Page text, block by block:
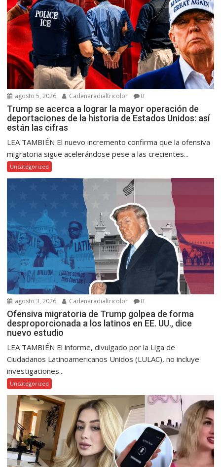
agosto 5, 2026 Cadenaradialtricolor 0
Trump se acerca a lograr la mayor operación de
deportaciones de la historia de Estados Unidos: así
están las cifras
LEA TAMBIÉN El nuevo incremento confirma que la ofensiva
migratoria sigue acelerándose pese a las crecientes...
Uncategorized
agosto 3, 2026 Cadenaradialtricolor 0
Ofensiva migratoria de Trump golpea de forma
desproporcionada a los latinos en EE. UU., dice
nuevo estudio
LEA TAMBIÉN El informe, divulgado por la Liga de
Ciudadanos Latinoamericanos Unidos (LULAC), no incluye
investigaciones...
Uncategorized